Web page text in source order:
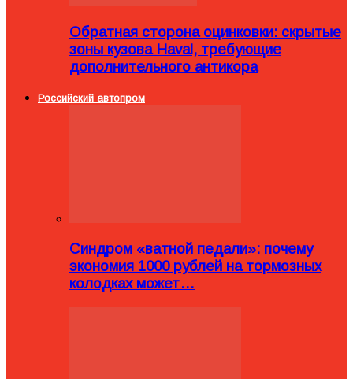
Обратная сторона оцинковки: скрытые
зоны кузова Haval, требующие
дополнительного антикора
Российский автопром
Синдром «ватной педали»: почему
экономия 1000 рублей на тормозных
колодках может…